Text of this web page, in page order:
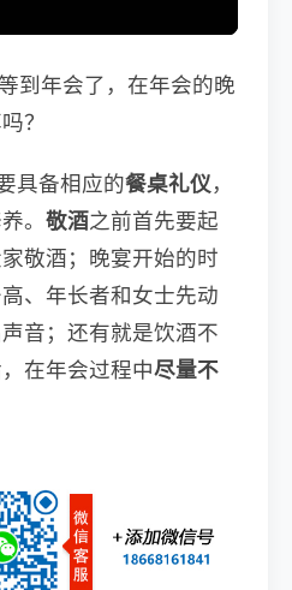
到年会了，在年会的晚
？
具备相应的餐桌礼仪，
。 敬酒之前首先要起
敬酒；晚宴开始的时
、年长者和女士先动
音；还有就是饮酒不
在年会过程中尽量不